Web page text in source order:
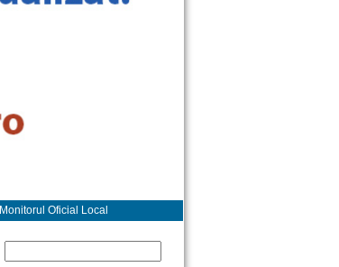
Monitorul Oficial Local